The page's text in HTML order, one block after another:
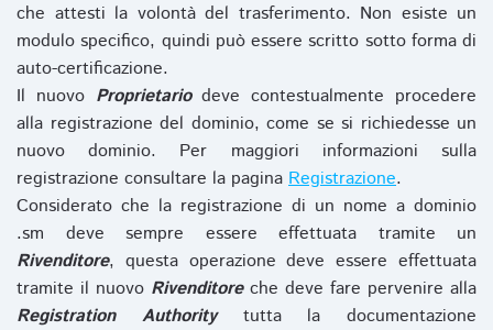
che attesti la volontà del trasferimento. Non esiste un
modulo specifico, quindi può essere scritto sotto forma di
auto-certificazione.
Il nuovo Proprietariodeve contestualmente procedere
alla registrazione del dominio, come se si richiedesse un
nuovo dominio. Per maggiori informazioni sulla
registrazione consultare la pagina Registrazione.
Considerato che la registrazione di un nome a dominio
.sm deve sempre essere effettuata tramite un
Rivenditore, questa operazione deve essere effettuata
tramite il nuovo Rivenditoreche deve fare pervenire alla
Registration Authoritytutta la documentazione